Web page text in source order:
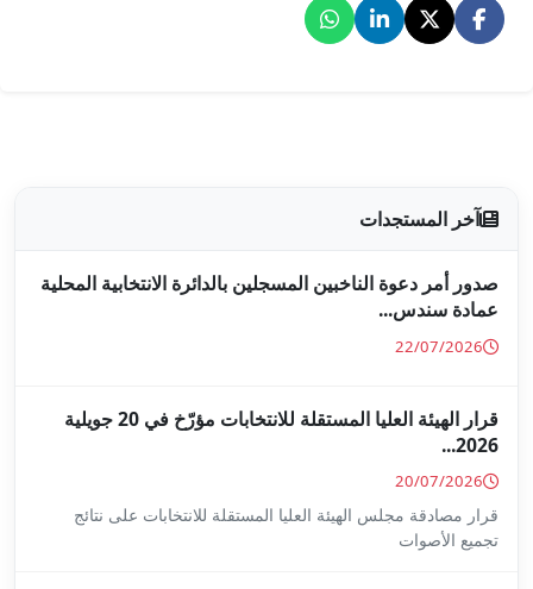
بالدائرة الانتخابية المحلية
قرار الهيئة العليا المستقلة للانتخابات مؤرّخ في 20 جويلية
المستقلة للانتخابات على نتائج